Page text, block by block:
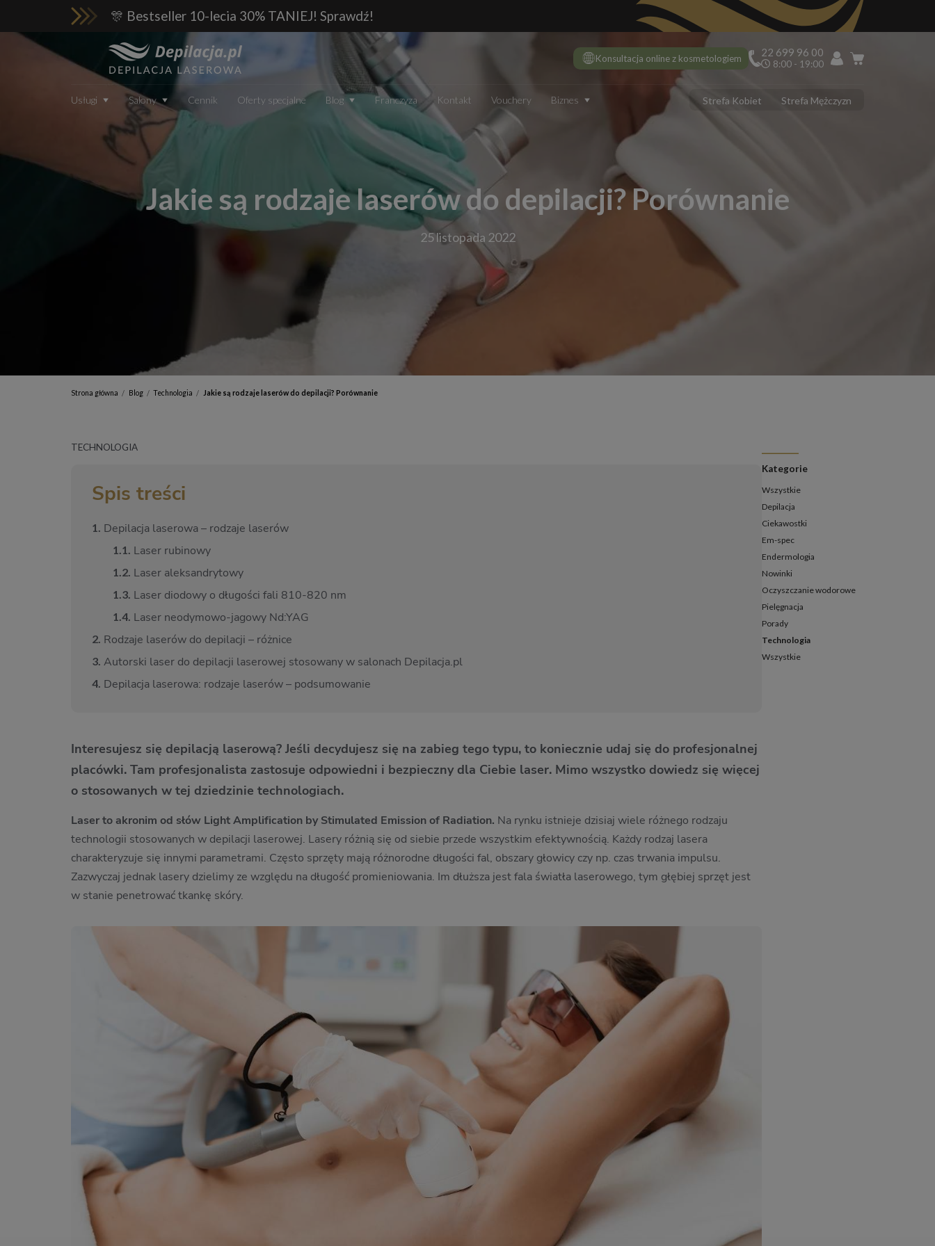
🎊 Bestseller 10-lecia 30% TANIEJ! Sprawdź!
Konsultacja online z kosmetologiem 22 699 96 00
8:00 - 19:00
Usługi Salony Cennik Oferty specjalne Blog
JAK DZIAŁA DEPILATOR IPL I CZY WARTO GO STOSOWAĆ
DEPILACJA
10 ciekawostek na 10 urodziny Depilacja.pl, o których mogłaś nie
Depilacja laserowa latem – tak czy nie?
Jak usunąć włoski z twarzy? 5 najlepszych sposobów
Depilacja laserowa jąder i penisa – zabieg krok po kroku
Depilacja laserowa a opalenizna
TECHNOLOGIA
Który laser do depilacji (profesjonalny) jest najskuteczniejszy?
Elektrostymulacja mięśni - efekty, które przekonają Cię do
Endermologia – przeciwwskazania, o których warto wiedzieć
Laser aleksandrytowy czy diodowy? Porównanie
Jak ujędrnić skórę na brzuchu? Sprawdzone sposoby
Endermologia - jak często należy ją wykonywać?
Endermologia przed i po – jakie efekty ujędrnienia i wysmuklenia
ud możesz osiągnąć?
Franczyza Kontakt Vouchery Biznes Strefa Kobiet Strefa Mężczyzn
Jakie są rodzaje laserów do depilacji? Porównanie
25 listopada 2022
Strona główna / Blog / Technologia / Jakie są rodzaje laserów do depilacji? Porównanie
TECHNOLOGIA
Spis treści
1. Depilacja laserowa – rodzaje laserów
1. 1. Laser rubinowy
1. 2. Laser aleksandrytowy
1. 3. Laser diodowy o długości fali 810-820 nm
1. 4. Laser neodymowo-jagowy Nd:YAG
2. Rodzaje laserów do depilacji – różnice
3. Autorski laser do depilacji laserowej stosowany w salonach Depilacja.pl
4. Depilacja laserowa: rodzaje laserów – podsumowanie
Interesujesz się depilacją laserową? Jeśli decydujesz się na zabieg tego typu, to koniecznie udaj się do profesjonalnej
placówki. Tam profesjonalista zastosuje odpowiedni i bezpieczny dla Ciebie laser. Mimo wszystko dowiedz się więcej
o stosowanych w tej dziedzinie technologiach.
Laser to akronim od słów Light Amplification by Stimulated Emission of Radiation. Na rynku istnieje dzisiaj wiele różnego rodzaju
technologii stosowanych w depilacji laserowej. Lasery różnią się od siebie przede wszystkim efektywnością. Każdy rodzaj lasera
charakteryzuje się innymi parametrami. Często sprzęty mają różnorodne długości fal, obszary głowicy czy np. czas trwania impulsu.
Zazwyczaj jednak lasery dzielimy ze względu na długość promieniowania. Im dłuższa jest fala światła laserowego, tym głębiej sprzęt jest
w stanie penetrować tkankę skóry.
Kategorie
Wszystkie
Depilacja
Ciekawostki
Em-spec
Endermologia
Nowinki
Oczyszczanie wodorowe
Pielęgnacja
Porady
Technologia
Wszystkie